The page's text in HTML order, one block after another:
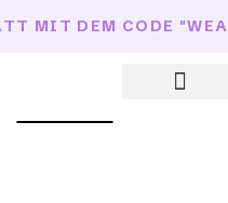
MIT DEM CODE